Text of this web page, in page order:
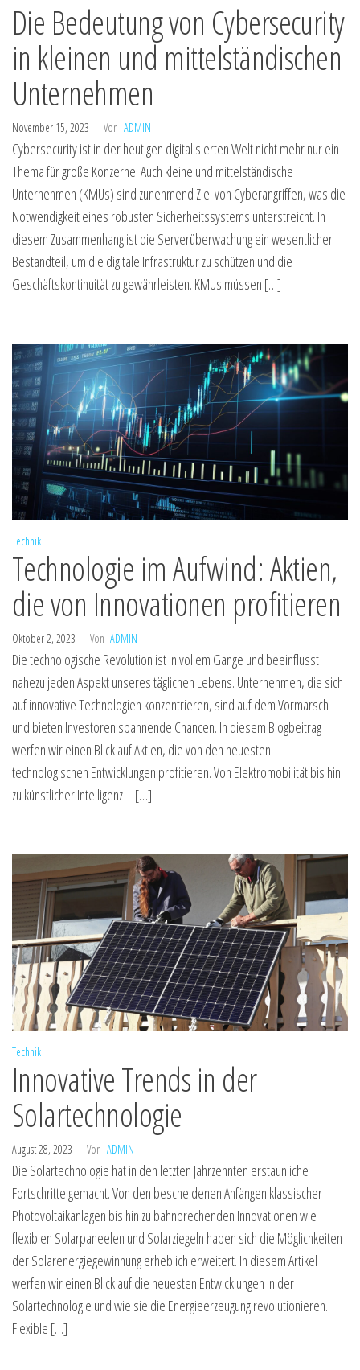
Die Bedeutung von Cybersecurity
in kleinen und mittelständischen
Unternehmen
November 15, 2023 Von ADMIN
Cybersecurity ist in der heutigen digitalisierten Welt nicht mehr nur ein
Thema für große Konzerne. Auch kleine und mittelständische
Unternehmen (KMUs) sind zunehmend Ziel von Cyberangriffen, was die
Notwendigkeit eines robusten Sicherheitssystems unterstreicht. In
diesem Zusammenhang ist die Serverüberwachung ein wesentlicher
Bestandteil, um die digitale Infrastruktur zu schützen und die
Geschäftskontinuität zu gewährleisten. KMUs müssen […]
Technik
Technologie im Aufwind: Aktien,
die von Innovationen profitieren
Oktober 2, 2023 Von ADMIN
Die technologische Revolution ist in vollem Gange und beeinflusst
nahezu jeden Aspekt unseres täglichen Lebens. Unternehmen, die sich
auf innovative Technologien konzentrieren, sind auf dem Vormarsch
und bieten Investoren spannende Chancen. In diesem Blogbeitrag
werfen wir einen Blick auf Aktien, die von den neuesten
technologischen Entwicklungen profitieren. Von Elektromobilität bis hin
zu künstlicher Intelligenz – […]
Technik
Innovative Trends in der
Solartechnologie
August 28, 2023 Von ADMIN
Die Solartechnologie hat in den letzten Jahrzehnten erstaunliche
Fortschritte gemacht. Von den bescheidenen Anfängen klassischer
Photovoltaikanlagen bis hin zu bahnbrechenden Innovationen wie
flexiblen Solarpaneelen und Solarziegeln haben sich die Möglichkeiten
der Solarenergiegewinnung erheblich erweitert. In diesem Artikel
werfen wir einen Blick auf die neuesten Entwicklungen in der
Solartechnologie und wie sie die Energieerzeugung revolutionieren.
Flexible […]